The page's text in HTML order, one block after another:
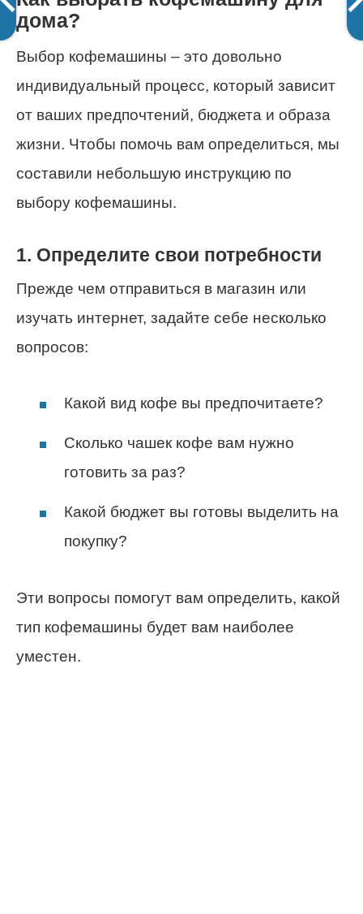
дома?
Выбор кофемашины – это довольно
индивидуальный процесс, который зависит
от ваших предпочтений, бюджета и образа
жизни. Чтобы помочь вам определиться, мы
составили небольшую инструкцию по
выбору кофемашины.
1. Определите свои потребности
Прежде чем отправиться в магазин или
изучать интернет, задайте себе несколько
вопросов:
Какой вид кофе вы предпочитаете?
Сколько чашек кофе вам нужно
готовить за раз?
Какой бюджет вы готовы выделить на
покупку?
Эти вопросы помогут вам определить, какой
тип кофемашины будет вам наиболее
уместен.